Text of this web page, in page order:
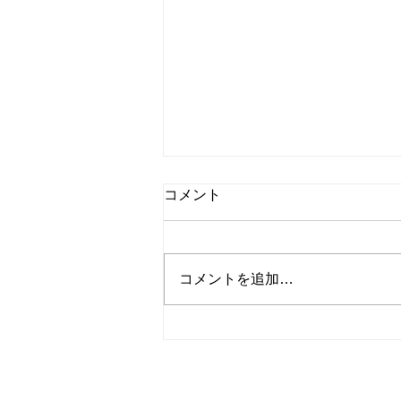
国内ドラマ『嘘が嘘で嘘は嘘
今回は国内ドラマ『嘘が嘘で嘘は
嘘だ』第4話(最終話)を紹介しま
コメント
コメントを追加…